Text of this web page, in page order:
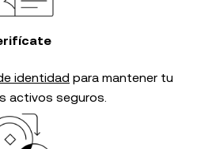
identidad para mantener tu
activos seguros.